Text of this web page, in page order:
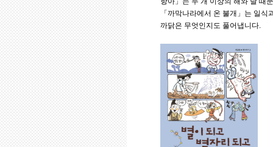
「까막나라에서 온 불개」는 일
까닭은 무엇인지도 풀어냅니다.